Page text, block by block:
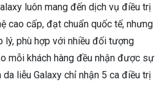
luôn mang đến dịch vụ điều trị
cao cấp, đạt chuẩn quốc tế, nhưng
lý, phù hợp với nhiều đối tượng
mỗi khách hàng đều nhận được sự
liễu Galaxy chỉ nhận 5 ca điều trị